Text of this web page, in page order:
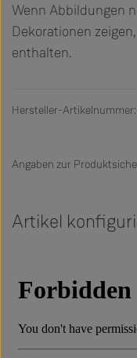
Wenn Abbildungen
Dekorationen
enthalten.
Hersteller-
Angaben zur
Artikel